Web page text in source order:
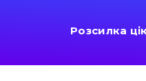
Розсилка